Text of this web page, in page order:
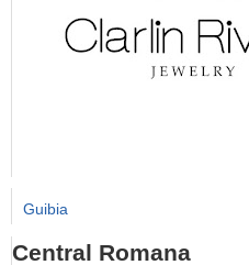
Guibia
Central Romana